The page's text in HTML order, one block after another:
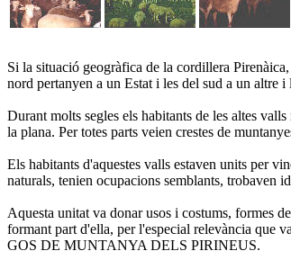
Si la situació geogràfica de la cordillera
nord pertanyen a un Estat i les del sud a un altre
Durant molts segles els habitants de les altes
la plana. Per totes parts veien crestes de
Els habitants d'aquestes valls estaven units per
naturals, tenien ocupacions semblants, trobaven
Aquesta unitat va donar usos i costums, formes
formant part d'ella, per l'especial relevància que
GOS DE MUNTANYA DELS PIRINEUS.